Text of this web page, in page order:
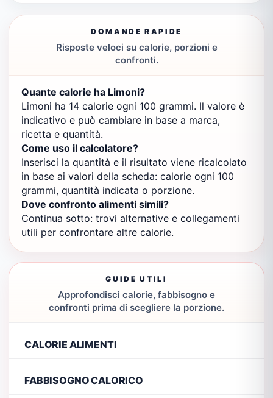
DOMANDE RAPIDE
Risposte veloci su calorie, porzioni e
confronti.
Quante calorie ha Limoni?
Limoni ha 14 calorie ogni 100 grammi. Il valore è
indicativo e può cambiare in base a marca,
ricetta e quantità.
Come uso il calcolatore?
Inserisci la quantità e il risultato viene ricalcolato
in base ai valori della scheda: calorie ogni 100
grammi, quantità indicata o porzione.
Dove confronto alimenti simili?
Continua sotto: trovi alternative e collegamenti
utili per confrontare altre calorie.
GUIDE UTILI
Approfondisci calorie, fabbisogno e
confronti prima di scegliere la porzione.
CALORIE ALIMENTI
FABBISOGNO CALORICO